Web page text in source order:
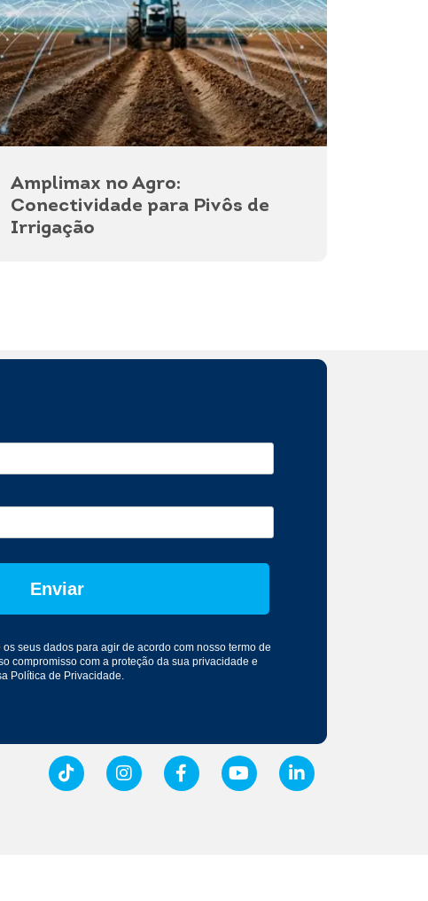
Amplimax no Agro:
Conectividade para Pivôs de
Irrigação
Enviar
seus dados para agir de acordo com nosso termo de
compromisso com a proteção da sua privacidade e
Política de Privacidade.